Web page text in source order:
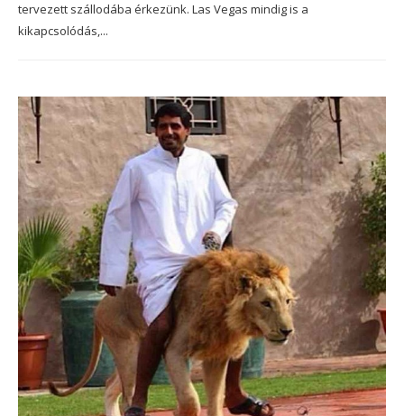
tervezett szállodába érkezünk. Las Vegas mindig is a
kikapcsolódás,...